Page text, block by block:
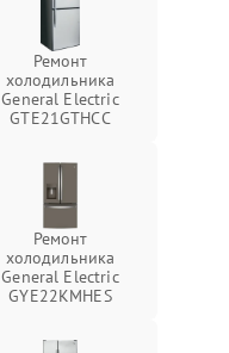
Ремонт
холодильника
General Electric
GTE21GTHCC
Ремонт
холодильника
General Electric
GYE22KMHES